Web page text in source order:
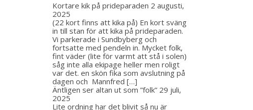
Kortare kik på prideparaden 2 augusti,
2025
(22 kort finns att kika på) En kort sväng
in till stan för att kika på prideparaden.
Vi parkerade i Sundbyberg och
fortsatte med pendeln in. Mycket folk,
fint väder (lite för varmt att stå i solen)
såg inte alla ekipage heller men roligt
var det. en skön fika som avslutning på
dagen och Mannfred […]
Äntligen ser altan ut som ”folk” 29 juli,
2025
Lite ordning har det blivit så nu är